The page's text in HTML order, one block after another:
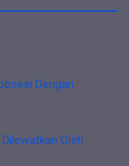
Dengan
Oleh